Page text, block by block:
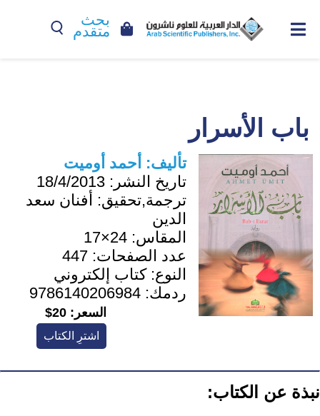
بحث
متقدم
باب الأسرار
تأليف: أحمد أوميت
تاريخ النشر: 18/4/2013
ترجمة,تحقيق: أفنان سعد
الدين
المقاس: 24×17
عدد الصفحات: 447
النوع:كتاب إلكتروني
ردمك: 9786140206984
السعر: 20$
اشترِ الكتاب
نبذة عن الكتاب: